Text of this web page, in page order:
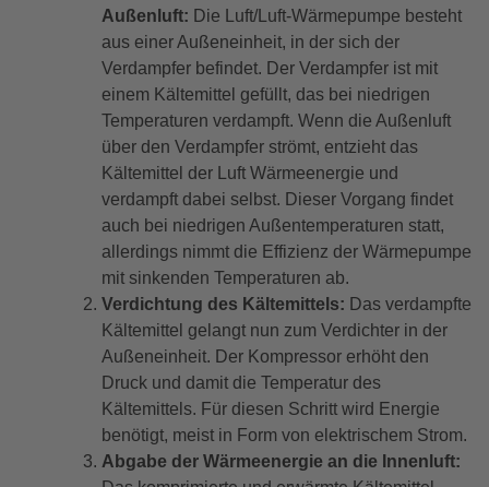
Außenluft: Die Luft/Luft-Wärmepumpe besteht
aus einer Außeneinheit, in der sich der
Verdampfer befindet. Der Verdampfer ist mit
einem Kältemittel gefüllt, das bei niedrigen
Temperaturen verdampft. Wenn die Außenluft
über den Verdampfer strömt, entzieht das
Kältemittel der Luft Wärmeenergie und
verdampft dabei selbst. Dieser Vorgang findet
auch bei niedrigen Außentemperaturen statt,
allerdings nimmt die Effizienz der Wärmepumpe
mit sinkenden Temperaturen ab.
Verdichtung des Kältemittels: Das verdampfte
Kältemittel gelangt nun zum Verdichter in der
Außeneinheit. Der Kompressor erhöht den
Druck und damit die Temperatur des
Kältemittels. Für diesen Schritt wird Energie
benötigt, meist in Form von elektrischem Strom.
Abgabe der Wärmeenergie an die Innenluft: